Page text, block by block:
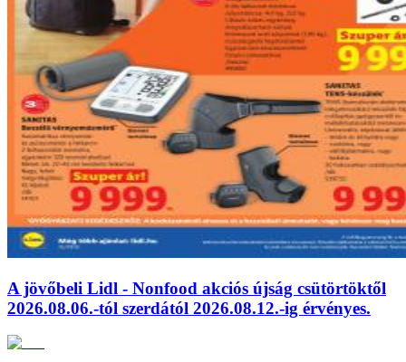
A jövőbeli Lidl - Nonfood akciós újság csütörtöktől
2026.08.06.-tól szerdától 2026.08.12.-ig érvényes.